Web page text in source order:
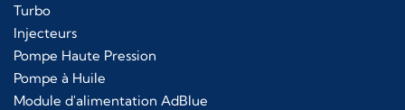
Turbo
Injecteurs
Pompe Haute Pression
Pompe à Huile
Module d'alimentation AdBlue